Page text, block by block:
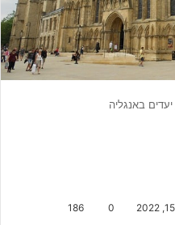
יעדים באנגליה
0
186